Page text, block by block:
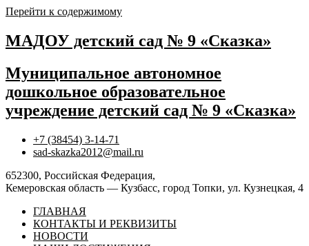
Перейти к содержимому
МАДОУ детский сад № 9 «Сказка»
Муниципальное автономное
дошкольное образовательное
учреждение детский сад № 9 «Сказка»
+7 (38454) 3-14-71
sad-skazka2012@mail.ru
652300, Российская Федерация,
Кемеровская область — Кузбасс, город Топки, ул. Кузнецкая, 4
ГЛАВНАЯ
КОНТАКТЫ И РЕКВИЗИТЫ
НОВОСТИ